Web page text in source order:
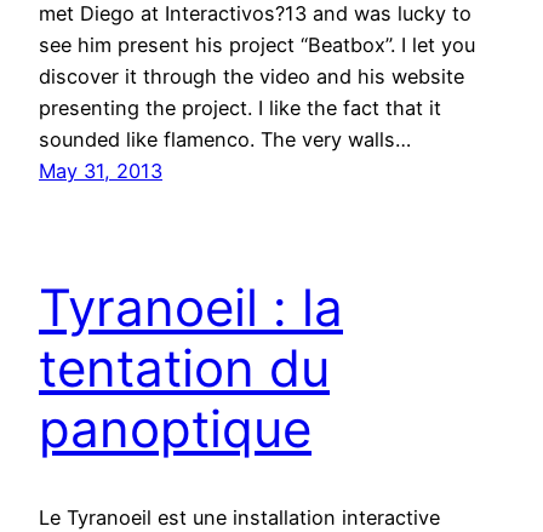
met Diego at Interactivos?13 and was lucky to
see him present his project “Beatbox”. I let you
discover it through the video and his website
presenting the project. I like the fact that it
sounded like flamenco. The very walls…
May 31, 2013
Tyranoeil : la
tentation du
panoptique
Le Tyranoeil est une installation interactive